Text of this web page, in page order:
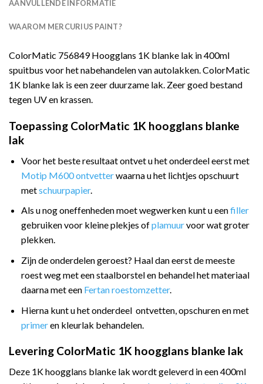
AANVULLENDE INFORMATIE
WAAROM MERCURIUS PAINT?
ColorMatic 756849 Hoogglans 1K blanke lak in 400ml
spuitbus voor het nabehandelen van autolakken. ColorMatic
1K blanke lak is een zeer duurzame lak. Zeer goed bestand
tegen UV en krassen.
Toepassing ColorMatic 1K hoogglans blanke
lak
Voor het beste resultaat ontvet u het onderdeel eerst met
Motip M600 ontvetterwaarna u het lichtjes opschuurt
metschuurpapier.
Als u nog oneffenheden moet wegwerken kunt u eenfiller
gebruiken voor kleine plekjes ofplamuurvoor wat groter
plekken.
Zijn de onderdelen geroest? Haal dan eerst de meeste
roest weg met een staalborstel en behandel het materiaal
daarna met een Fertan roestomzetter.
Hierna kunt u het onderdeel ontvetten, opschuren en met
primeren kleurlak behandelen.
Levering ColorMatic 1K hoogglans blanke lak
Deze 1K hoogglans blanke lak wordt geleverd in een 400ml